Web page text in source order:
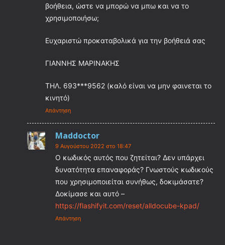
βοήθεια, ώστε να μπορώ να μπω και να το
χρησιμοποιήσω;
Ευχαριστώ προκαταβολικά για την βοήθειά σας
ΓΙΑΝΝΗΣ ΜΑΡΙΝΑΚΗΣ
ΤΗΛ. 693***9562 (καλό είναι να μην φαινεται το
κινητό)
Απάντηση
Maddoctor
9 Αυγούστου 2022 στο 18:47
Ο κωδικός αυτός που ζητείται? Δεν υπάρχει
δυνατότητα επαναφοράς? Γνωστούς κωδικούς
που χρησιμοποιείται συνήθως, δοκιμάσατε?
Δοκίμασε και αυτό –
https://flashifyit.com/reset/alldocube-kpad/
Απάντηση